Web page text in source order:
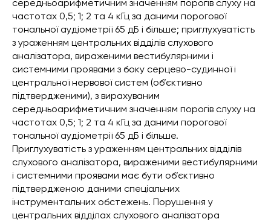
середньоарифметичним значенням порогів слуху на
частотах 0,5; 1; 2 та 4 кГц за даними порогової
тональної аудіометрії 65 дБ і більше; приглухуватість
з ураженням центральних відділів слухового
аналізатора, вираженими вестибулярними і
системними проявами з боку серцево-судинної і
центральної нервової систем (об’єктивно
підтвердженими), з вирахуваним
середньоарифметичним значенням порогів слуху на
частотах 0,5; 1; 2 та 4 кГц за даними порогової
тональної аудіометрії 65 дБ і більше.
Приглухуватість з ураженням центральних відділів
слухового аналізатора, вираженими вестибулярними
і системними проявами має бути об’єктивно
підтвердженою даними спеціальних
інструментальних обстежень. Порушення у
центральних відділах слухового аналізатора